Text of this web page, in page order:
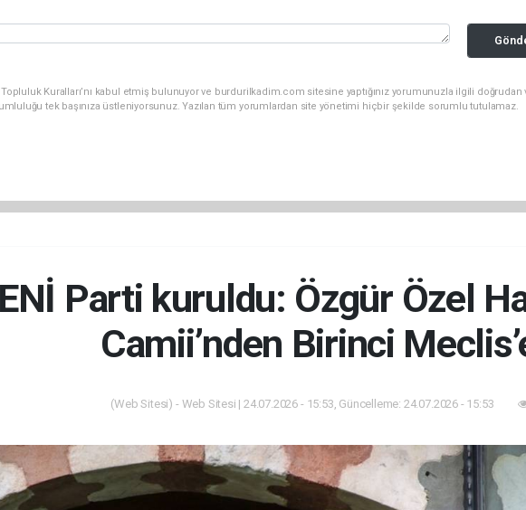
Kuralları’nı kabul etmiş bulunuyor ve burdurilkadim.com sitesine yaptığınız yorumunuzla ilgili doğrudan
tek başınıza üstleniyorsunuz. Yazılan tüm yorumlardan site yönetimi hiçbir şekilde sorumlu tutulamaz.
Parti kuruldu: Özgür Özel
Camii’nden Birinci
(Web Sitesi) - Web Sitesi | 24.07.2026 - 15:53, Güncelleme: 24.07.2026 - 15:53